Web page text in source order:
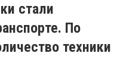
стали
По
техники